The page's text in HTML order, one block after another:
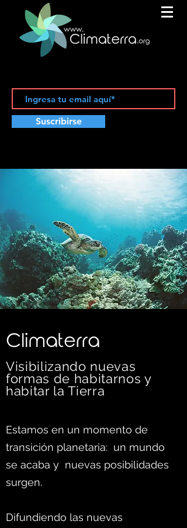
Suscribirse
C limaterra
Visibilizando nuevas
formas de habitarnos y
habitar la Tierra
Estamos en un momento de
transición planetaria: un mundo
se acaba y nuevas posibilidades
surgen.
Difundiendo las nuevas